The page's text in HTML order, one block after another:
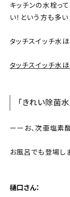
キッチンの水栓っ
い！という方も多い
タッチスイッチ水
タッチスイッチ水
「きれい除菌
ーーお、次亜塩素
お風呂でも登場し
樋口さん：